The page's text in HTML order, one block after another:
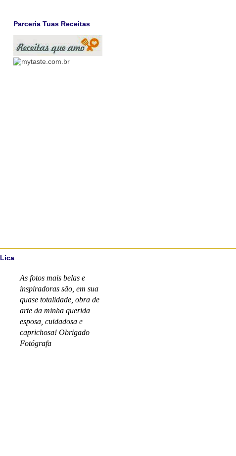
Parceria Tuas Receitas
Lica
As fotos mais belas e
inspiradoras são, em sua
quase totalidade, obra de
arte da minha querida
esposa, cuidadosa e
caprichosa! Obrigado
Fotógrafa